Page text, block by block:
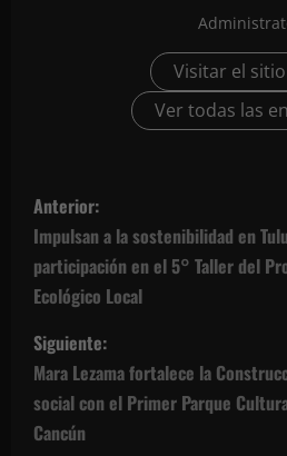
Visitar el
Ver todas las
N
a
v
e
g
a
Anterior:
Impulsan a la sostenibilidad en
participación en el 5° Taller del
Ecológico Local
Siguiente:
Mara Lezama fortalece la
social con el Primer Parque
Cancún